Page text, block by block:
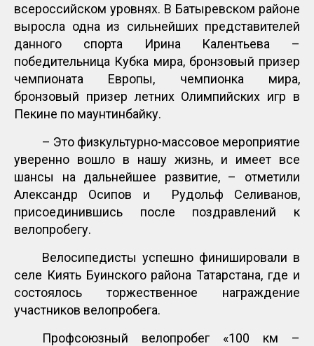
всероссийском уровнях. В Батыревском районе
выросла одна из сильнейших представителей
данного спорта Ирина Калентьева –
победительница Кубка мира, бронзовый призер
чемпионата Европы, чемпионка мира,
бронзовый призер летних Олимпийских игр в
Пекине по маунтинбайку.
– Это физкультурно-массовое мероприятие
уверенно вошло в нашу жизнь, и имеет все
шансы на дальнейшее развитие, – отметили
Александр Осипов и Рудольф Селиванов,
присоединившись после поздравлений к
велопробегу.
Велосипедисты успешно финишировали в
селе Киять Буинского района Татарстана, где и
состоялось торжественное награждение
участников велопробега.
Профсоюзный велопробег «100 км –